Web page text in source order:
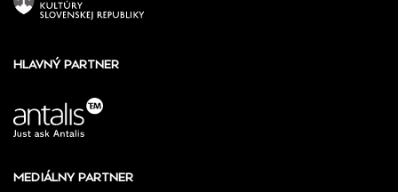
HLAVNÝ PARTNER
MEDIÁLNY PARTNER